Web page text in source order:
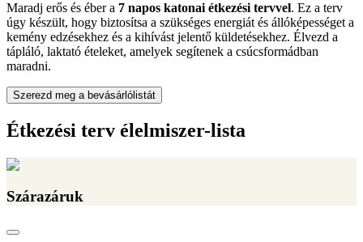
Maradj erős és éber a 7 napos katonai étkezési tervvel. Ez a terv
úgy készült, hogy biztosítsa a szükséges energiát és állóképességet a
kemény edzésekhez és a kihívást jelentő küldetésekhez. Élvezd a
tápláló, laktató ételeket, amelyek segítenek a csúcsformádban
maradni.
Szerezd meg a bevásárlólistát
Étkezési terv élelmiszer-lista
Szárazáruk